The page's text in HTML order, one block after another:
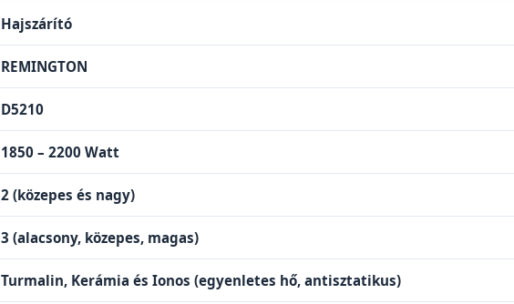
Hajszárító
REMINGTON
D5210
1850 – 2200 Watt
2 (közepes és nagy)
3 (alacsony, közepes, magas)
Turmalin, Kerámia és Ionos (egyenletes hő, antisztatikus)